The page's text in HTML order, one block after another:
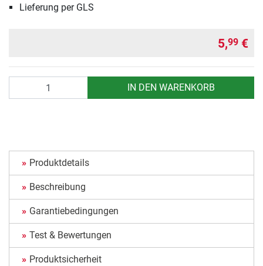
Lieferung per GLS
5,99 €
IN DEN WARENKORB
Produktdetails
Beschreibung
Garantiebedingungen
Test & Bewertungen
Produktsicherheit